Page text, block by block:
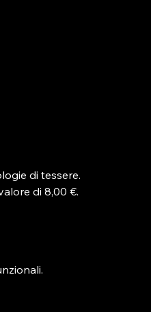
di tessere.
di 8,00 €.